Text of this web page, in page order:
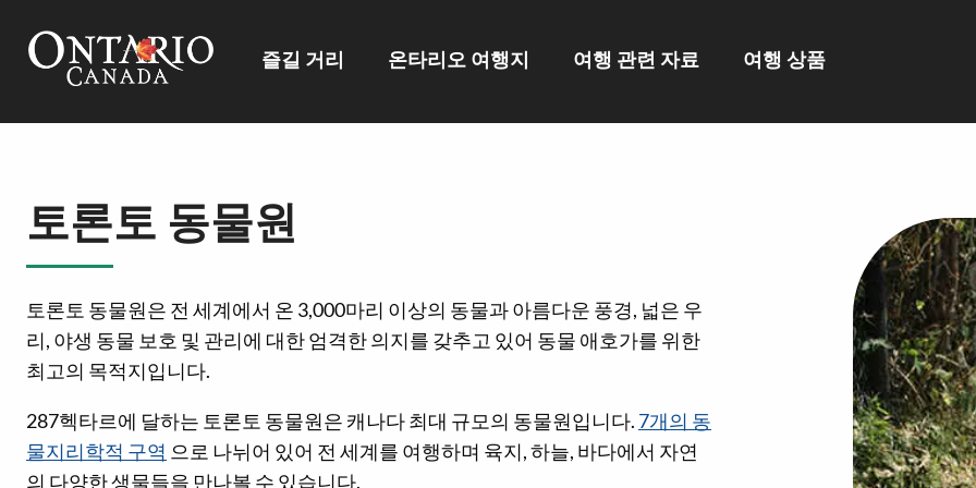
즐길 거리 온타리오 여행지 여행 관련 자료 여행 상품
토론토 동물원
토론토 동물원은 전 세계에서 온 3,000마리 이상의 동물과 아름다운 풍경, 넓은 우
리, 야생 동물 보호 및 관리에 대한 엄격한 의지를 갖추고 있어 동물 애호가를 위한
최고의 목적지입니다.
287헥타르에 달하는 토론토 동물원은 캐나다 최대 규모의 동물원입니다. 7개의 동
물지리학적 구역 으로 나뉘어 있어 전 세계를 여행하며 육지, 하늘, 바다에서 자연
의 다양한 생물들을 만나볼 수 있습니다.